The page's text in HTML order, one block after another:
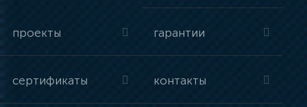
проекты гарантии
сертификаты контакты